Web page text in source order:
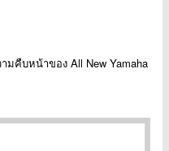
มคืบหน้าของ All New Yamaha